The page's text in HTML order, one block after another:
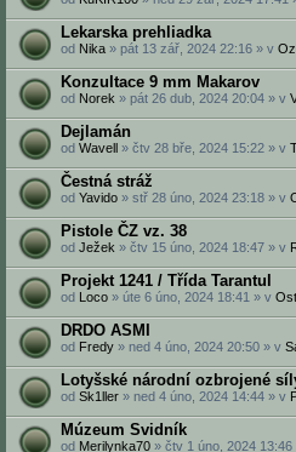
Lekarska prehliadka
od Nika » pát 13 zář, 2024 22:16 » v
Konzultace 9 mm Makarov
od Norek » pát 26 dub, 2024 20:04 » v
Dejlamán
od Wavell » čtv 28 bře, 2024 15:22 » v
Čestná stráž
od Yavido » stř 28 úno, 2024 23:18 » v
Pistole ČZ vz. 38
od Ježek » čtv 15 úno, 2024 18:47 » v
Projekt 1241 / Třída Tarantul
od Loco » úte 6 úno, 2024 18:41 » v
DRDO ASMI‎
od Fredy » ned 4 úno, 2024 20:50 » v
Lotyšské národní ozbrojené
od Sk1ller » ned 4 úno, 2024 14:44 » v
Múzeum Svidník
od Merilynka70 » čtv 1 úno, 2024 13:46